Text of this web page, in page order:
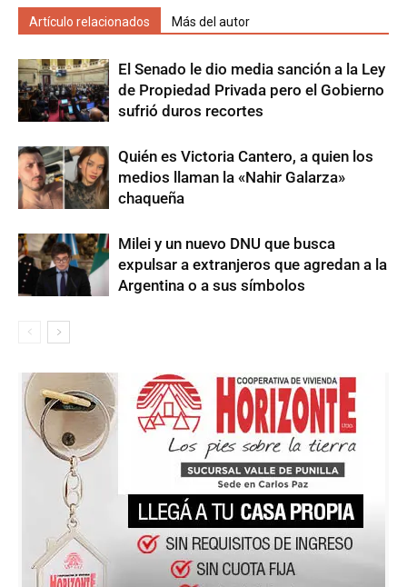
Artículo relacionados Más del autor
El Senado le dio media sanción a la Ley
de Propiedad Privada pero el Gobierno
sufrió duros recortes
Quién es Victoria Cantero, a quien los
medios llaman la «Nahir Galarza»
chaqueña
Milei y un nuevo DNU que busca
expulsar a extranjeros que agredan a la
Argentina o a sus símbolos